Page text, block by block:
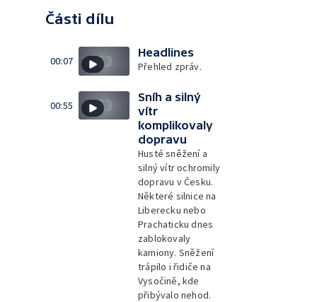
Části dílu
00:07
Headlines
Přehled zpráv.
00:55
Sníh a silný
vítr
komplikovaly
dopravu
Husté sněžení a
silný vítr ochromily
dopravu v Česku.
Některé silnice na
Liberecku nebo
Prachaticku dnes
zablokovaly
kamiony. Sněžení
trápilo i řidiče na
Vysočině, kde
přibývalo nehod.